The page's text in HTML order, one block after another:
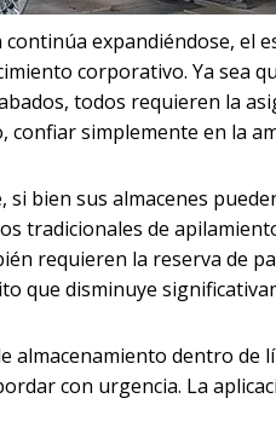
expandiéndose, el
corporativo. Ya sea
todos requieren la
simplemente en la
si bien sus almacenes
tradicionales de
requieren la reserva de
que disminuye
almacenamiento dentro de
con urgencia. La